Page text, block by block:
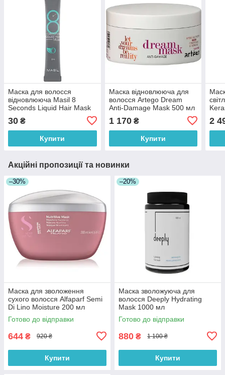
Маска для волосся
відновлююча Masil 8
Seconds Liquid Hair Mask
30 ₴
Купити
Маска відновлююча для
волосся Artego Dream
Anti-Damage Mask 500 мл
1 170₴
Купити
мл
2
Акційні пропозиції та новинки
–30%
Маска для зволоження
сухого волосся Alfaparf Semi
Di Lino Moisture 200 мл
Готово до відправки
644 ₴ 920 ₴
Купити
–20%
Маска зволожуюча для
волосся Deeply Hydrating
Mask 1000 мл
Готово до відправки
880 ₴ 1 100 ₴
Купити